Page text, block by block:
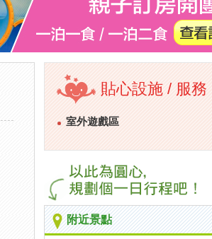
貼心設施 / 服務
室外遊戲區
附近景點